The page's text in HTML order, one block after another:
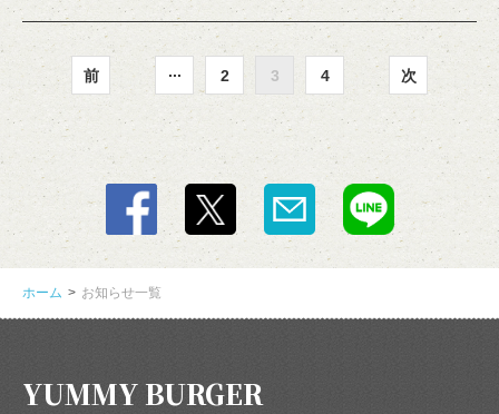
前 ... 2 3 4 次
ホーム お知らせ一覧
YUMMY BURGER